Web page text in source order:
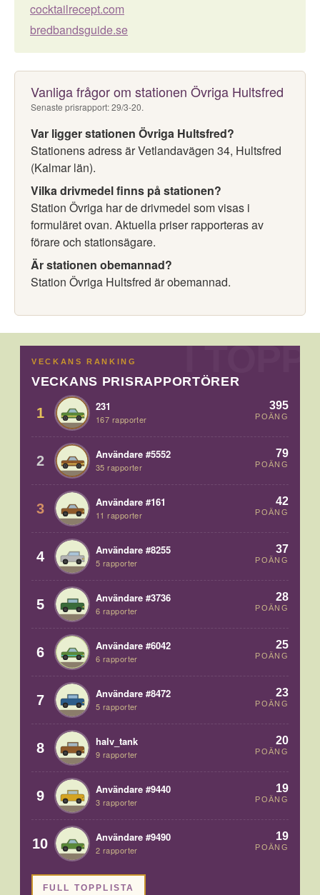
cocktailrecept.com
bredbandsguide.se
Vanliga frågor om stationen Övriga Hultsfred
Senaste prisrapport: 29/3-20.
Var ligger stationen Övriga Hultsfred?
Stationens adress är Vetlandavägen 34, Hultsfred
(Kalmar län).
Vilka drivmedel finns på stationen?
Station Övriga har de drivmedel som visas i
formuläret ovan. Aktuella priser rapporteras av
förare och stationsägare.
Är stationen obemannad?
Station Övriga Hultsfred är obemannad.
VECKANS RANKING
VECKANS PRISRAPPORTÖRER
1 231
167 rapporter
395
POÄNG
2 Användare #5552
35 rapporter
79
POÄNG
3 Användare #161
11 rapporter
42
POÄNG
4 Användare #8255
5 rapporter
37
POÄNG
5 Användare #3736
6 rapporter
28
POÄNG
6 Användare #6042
6 rapporter
25
POÄNG
7 Användare #8472
5 rapporter
23
POÄNG
8 halv_tank
9 rapporter
20
POÄNG
9 Användare #9440
3 rapporter
19
POÄNG
10 Användare #9490
2 rapporter
19
POÄNG
FULL TOPPLISTA